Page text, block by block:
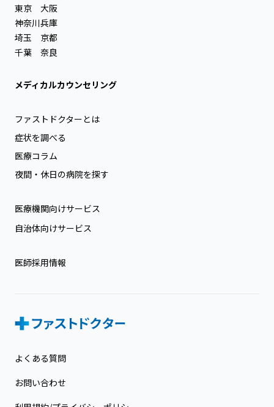
東京
神奈川
埼玉
千葉
大阪
兵庫
京都
奈良
メディカルカウンセリング
ファストドクターとは
症状を調べる
医療コラム
夜間・休日の病院を探す
医療機関向けサービス
自治体向けサービス
医師採用情報
よくある質問
お問い合わせ